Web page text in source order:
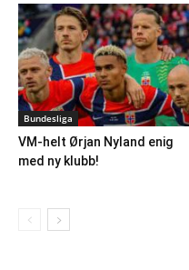
Bundesliga
VM-helt Ørjan Nyland enig
med ny klubb!